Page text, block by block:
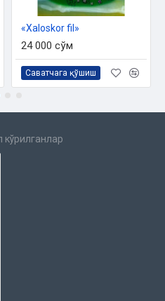
«Xaloskor fil»
24 000 сўм
Саватчага қўшиш
кўрилганлар